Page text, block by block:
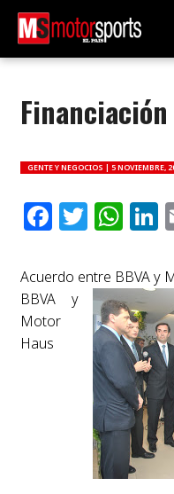
Financiación
GENTE Y NEGOCIOS | 5 NOVIEMBRE,
Acuerdo entre BBVA y
BBVA y
Motor
Haus